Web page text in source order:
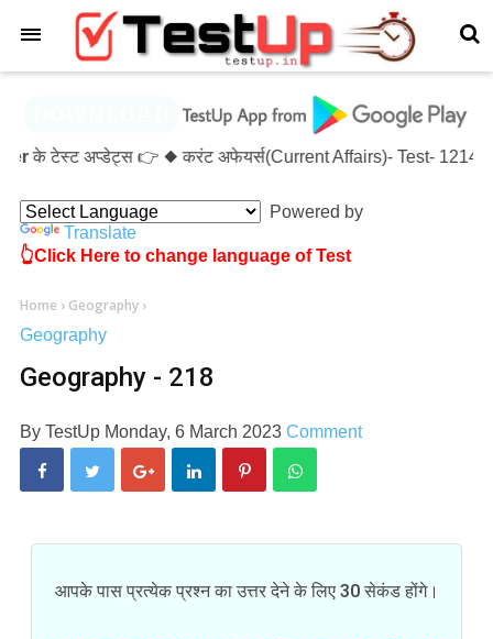
के टेस्ट अप्डेट्स 👉 ◆ करंट अफेयर्स(Current Affairs)- Test- 1214 ◆
Powered by
Translate
👆Click Here to change language of Test
Home › Geography ›
Geography
Geography - 218
By TestUp Monday, 6 March 2023 Comment
आपके पास प्रत्येक प्रश्न का उत्तर देने के लिए 30 सेकंड होंगे।